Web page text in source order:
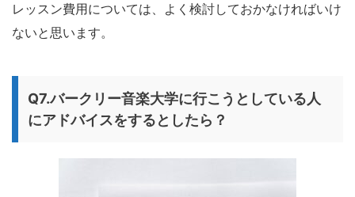
レッスン費用については、よく検討しておかなければいけ
ないと思います。
Q7.バークリー音楽大学に行こうとしている人
にアドバイスをするとしたら？